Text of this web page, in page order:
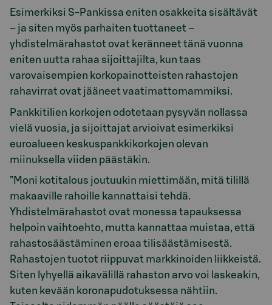
Esimerkiksi S-Pankissa eniten osakkeita sisältävät
– ja siten myös parhaiten tuottaneet –
yhdistelmärahastot ovat keränneet tänä vuonna
eniten uutta rahaa sijoittajilta, kun taas
varovaisempien korkopainotteisten rahastojen
rahavirrat ovat jääneet vaatimattomammiksi.
Pankkitilien korkojen odotetaan pysyvän nollassa
vielä vuosia, ja sijoittajat arvioivat esimerkiksi
euroalueen keskuspankkikorkojen olevan
miinuksella viiden päästäkin.
”Moni kotitalous joutuukin miettimään, mitä tilillä
makaaville rahoille kannattaisi tehdä.
Yhdistelmärahastot ovat monessa tapauksessa
helpoin vaihtoehto, mutta kannattaa muistaa, että
rahastosäästäminen eroaa tilisäästämisestä.
Rahastojen tuotot riippuvat markkinoiden liikkeistä.
Siten lyhyellä aikavälillä rahaston arvo voi laskeakin,
kuten kevään koronapudotuksessa nähtiin.